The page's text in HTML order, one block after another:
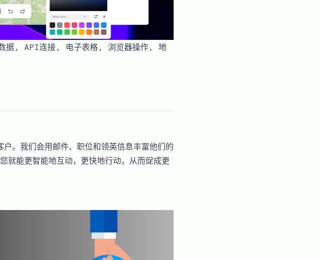
, API连接, 电子表格, 浏览器操作, 地
。我们会用邮件、职位和领英信息丰富他们的
能更智能地互动，更快地行动，从而促成更